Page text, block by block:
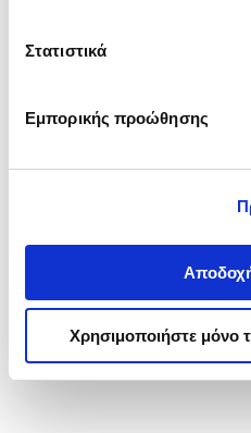
Στατιστικά
Εμπορικής προώθησης
Χρησιμοποιήστε μόνο